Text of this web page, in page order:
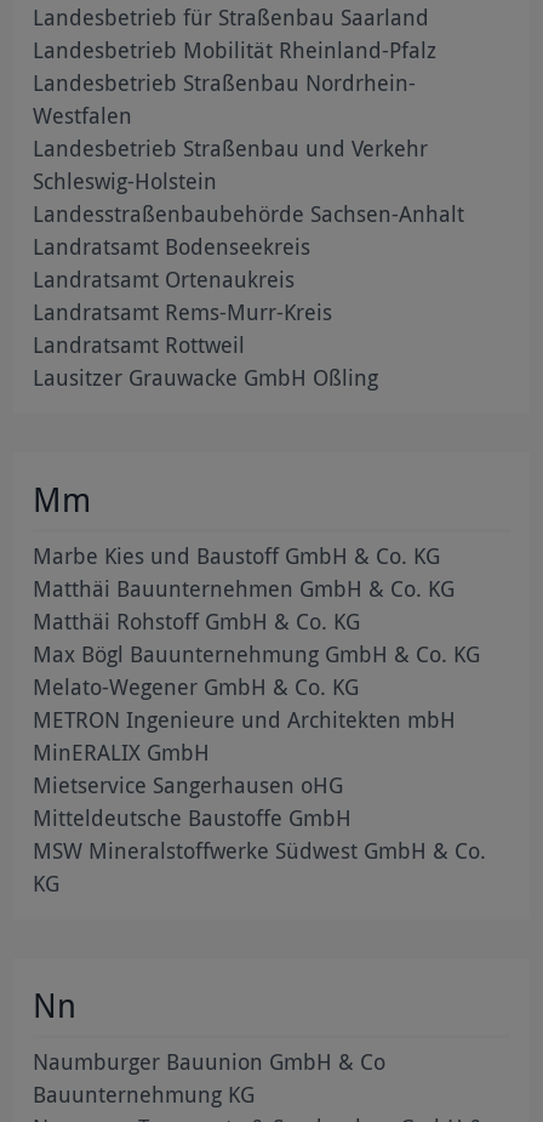
Landesbetrieb für Straßenbau Saarland
Landesbetrieb Mobilität Rheinland-Pfalz
Landesbetrieb Straßenbau Nordrhein-
Westfalen
Landesbetrieb Straßenbau und Verkehr
Schleswig-Holstein
Landesstraßenbaubehörde Sachsen-Anhalt
Landratsamt Bodenseekreis
Landratsamt Ortenaukreis
Landratsamt Rems-Murr-Kreis
Landratsamt Rottweil
Lausitzer Grauwacke GmbH Oßling
Mm
Marbe Kies und Baustoff GmbH & Co. KG
Matthäi Bauunternehmen GmbH & Co. KG
Matthäi Rohstoff GmbH & Co. KG
Max Bögl Bauunternehmung GmbH & Co. KG
Melato-Wegener GmbH & Co. KG
METRON Ingenieure und Architekten mbH
MinERALIX GmbH
Mietservice Sangerhausen oHG
Mitteldeutsche Baustoffe GmbH
MSW Mineralstoffwerke Südwest GmbH & Co.
KG
Nn
Naumburger Bauunion GmbH & Co
Bauunternehmung KG